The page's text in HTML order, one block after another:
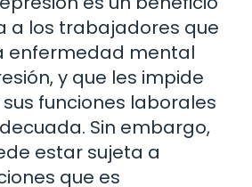
a los trabajadores que
enfermedad mental
y que les impide
funciones laborales
Sin embargo,
estar sujeta a
que es